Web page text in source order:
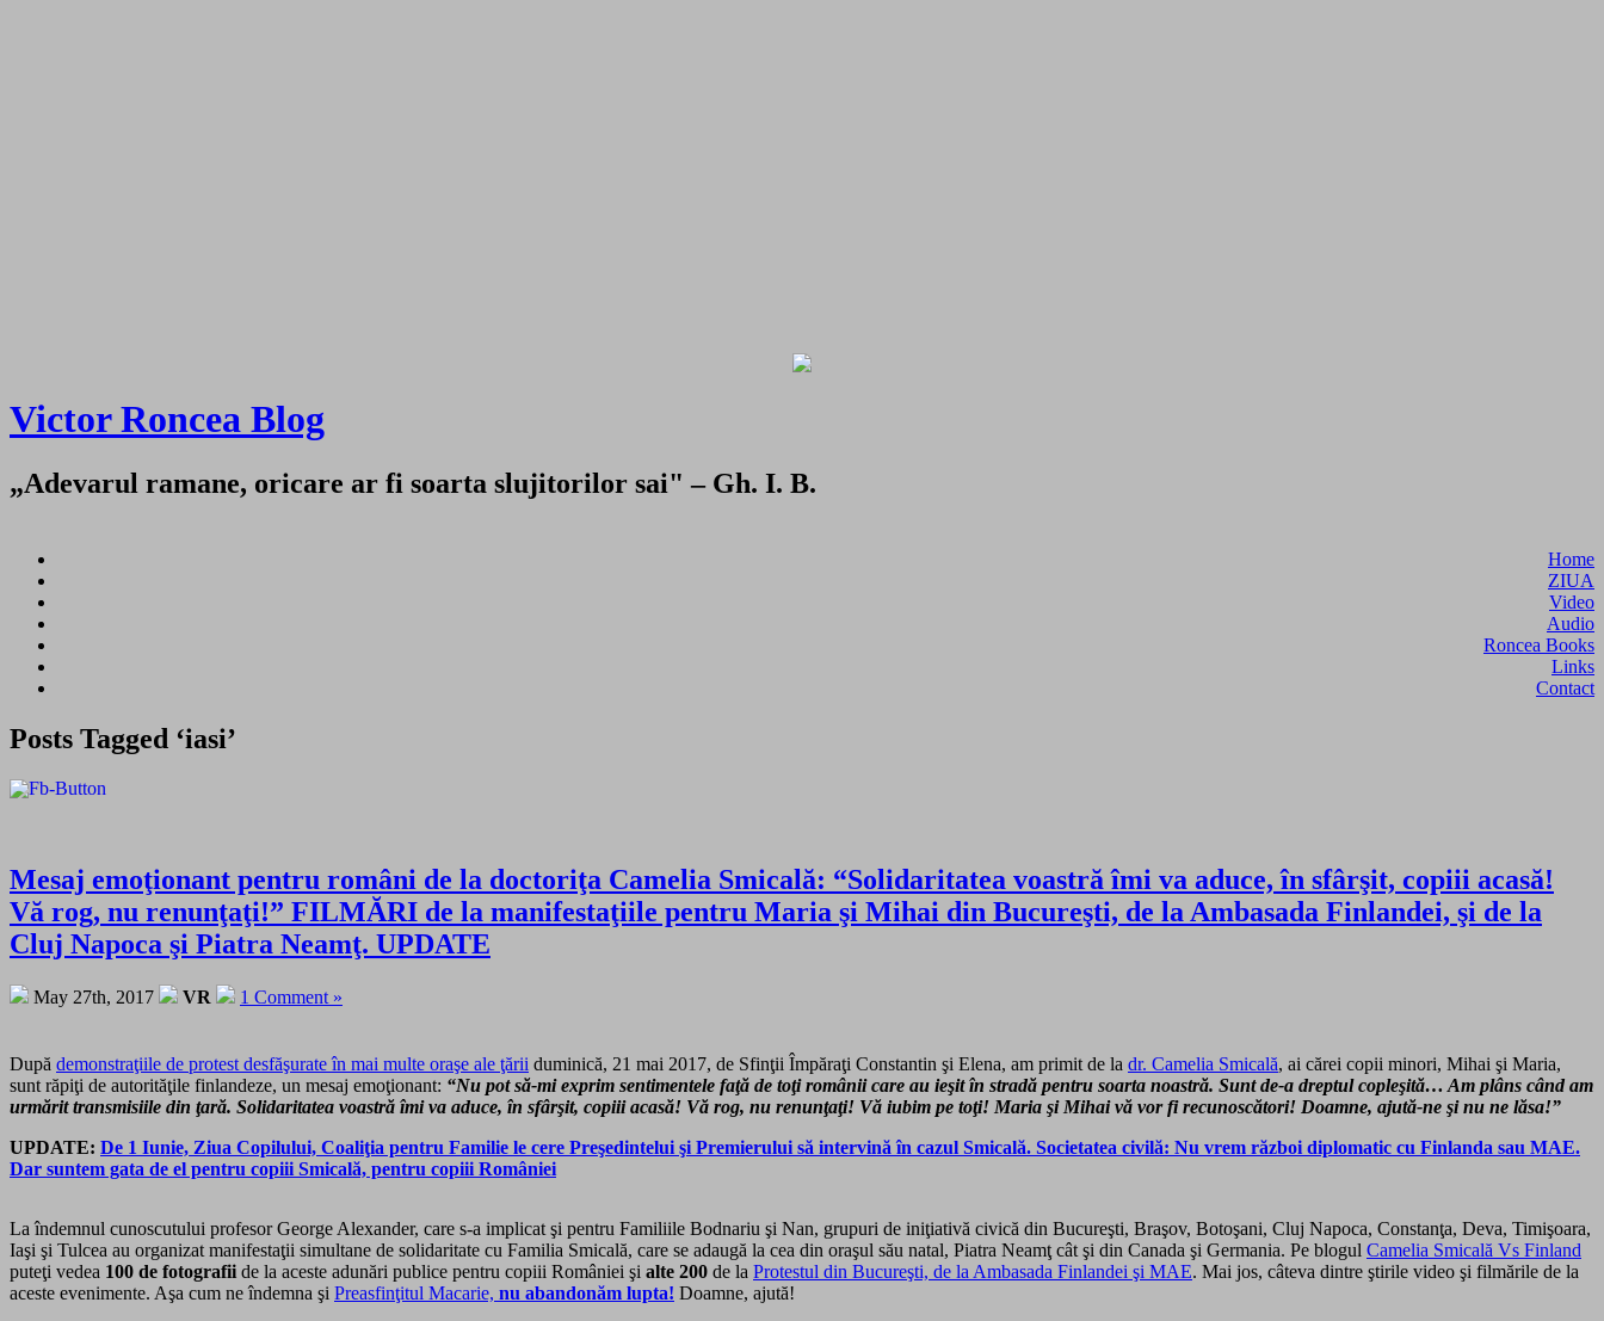
Victor Roncea Blog
„Adevarul ramane, oricare ar fi soarta slujitorilor sai" – Gh. I. B.
Home
ZIUA
Video
Audio
Roncea Books
Links
Contact
Posts Tagged ‘iasi’
Mesaj emoţionant pentru români de la doctoriţa Camelia Smicală: “Solidaritatea voastră îmi va aduce, în sfârşit, copiii acasă!
Vă rog, nu renunţaţi!” FILMĂRI de la manifestaţiile pentru Maria şi Mihai din Bucureşti, de la Ambasada Finlandei, şi de la
Cluj Napoca şi Piatra Neamţ. UPDATE
May 27th, 2017 VR 1 Comment »
După demonstraţiile de protest desfăşurate în mai multe oraşe ale ţării duminică, 21 mai 2017, de Sfinţii Împăraţi Constantin şi Elena, am primit de la dr. Camelia Smicală, ai cărei copii minori, Mihai şi Maria,
sunt răpiţi de autorităţile finlandeze, un mesaj emoţionant: “Nu pot să-mi exprim sentimentele faţă de toţi românii care au ieşit în stradă pentru soarta noastră. Sunt de-a dreptul copleşită… Am plâns când am
urmărit transmisiile din ţară. Solidaritatea voastră îmi va aduce, în sfârşit, copiii acasă! Vă rog, nu renunţaţi! Vă iubim pe toţi! Maria şi Mihai vă vor fi recunoscători! Doamne, ajută-ne şi nu ne lăsa!”
UPDATE: De 1 Iunie, Ziua Copilului, Coaliţia pentru Familie le cere Preşedintelui şi Premierului să intervină în cazul Smicală. Societatea civilă: Nu vrem război diplomatic cu Finlanda sau MAE.
Dar suntem gata de el pentru copiii Smicală, pentru copiii României
La îndemnul cunoscutului profesor George Alexander, care s-a implicat şi pentru Familiile Bodnariu şi Nan, grupuri de iniţiativă civică din Bucureşti, Braşov, Botoşani, Cluj Napoca, Constanţa, Deva, Timişoara,
Iaşi şi Tulcea au organizat manifestaţii simultane de solidaritate cu Familia Smicală, care se adaugă la cea din oraşul său natal, Piatra Neamţ cât şi din Canada şi Germania. Pe blogul Camelia Smicală Vs Finland
puteţi vedea 100 de fotografii de la aceste adunări publice pentru copiii României şi alte 200 de la Protestul din Bucureşti, de la Ambasada Finlandei şi MAE. Mai jos, câteva dintre ştirile video şi filmările de la
aceste evenimente. Aşa cum ne îndemna şi Preasfinţitul Macarie, nu abandonăm lupta! Doamne, ajută!